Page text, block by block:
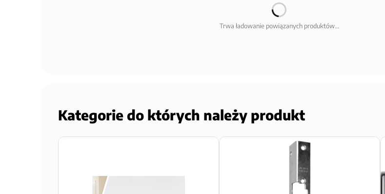
Trwa ładowanie powiązanych produktów...
Kategorie do których należy produkt